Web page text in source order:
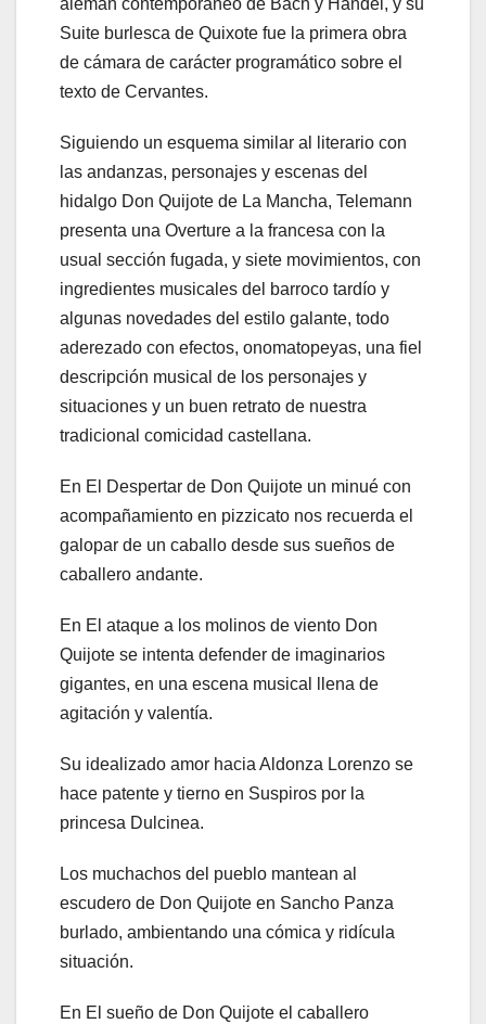
alemán contemporáneo de Bach y Handel, y su
Suite burlesca de Quixote fue la primera obra
de cámara de carácter programático sobre el
texto de Cervantes.
Siguiendo un esquema similar al literario con
las andanzas, personajes y escenas del
hidalgo Don Quijote de La Mancha, Telemann
presenta una Overture a la francesa con la
usual sección fugada, y siete movimientos, con
ingredientes musicales del barroco tardío y
algunas novedades del estilo galante, todo
aderezado con efectos, onomatopeyas, una fiel
descripción musical de los personajes y
situaciones y un buen retrato de nuestra
tradicional comicidad castellana.
En El Despertar de Don Quijote un minué con
acompañamiento en pizzicato nos recuerda el
galopar de un caballo desde sus sueños de
caballero andante.
En El ataque a los molinos de viento Don
Quijote se intenta defender de imaginarios
gigantes, en una escena musical llena de
agitación y valentía.
Su idealizado amor hacia Aldonza Lorenzo se
hace patente y tierno en Suspiros por la
princesa Dulcinea.
Los muchachos del pueblo mantean al
escudero de Don Quijote en Sancho Panza
burlado, ambientando una cómica y ridícula
situación.
En El sueño de Don Quijote el caballero